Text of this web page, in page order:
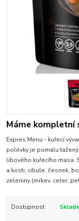
Máme kompletní
Expres Menu - kuřecí
polévky je pomalu
libového kuřecího masa.
a kosti, cibule, česnek,
zeleniny (mrkev, celer,
Dostupnost